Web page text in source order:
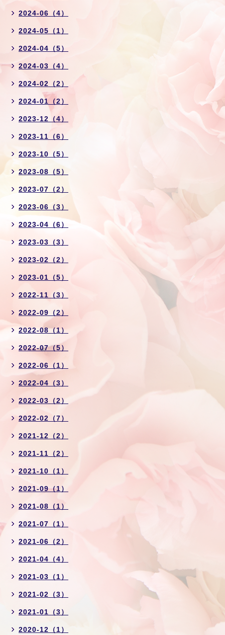
2024-06（4）
2024-05（1）
2024-04（5）
2024-03（4）
2024-02（2）
2024-01（2）
2023-12（4）
2023-11（6）
2023-10（5）
2023-08（5）
2023-07（2）
2023-06（3）
2023-04（6）
2023-03（3）
2023-02（2）
2023-01（5）
2022-11（3）
2022-09（2）
2022-08（1）
2022-07（5）
2022-06（1）
2022-04（3）
2022-03（2）
2022-02（7）
2021-12（2）
2021-11（2）
2021-10（1）
2021-09（1）
2021-08（1）
2021-07（1）
2021-06（2）
2021-04（4）
2021-03（1）
2021-02（3）
2021-01（3）
2020-12（1）